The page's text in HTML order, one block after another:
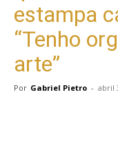
estampa
“Tenho
arte”
Por Gabriel Pietro - abril